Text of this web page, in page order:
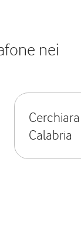
nei
Calabria